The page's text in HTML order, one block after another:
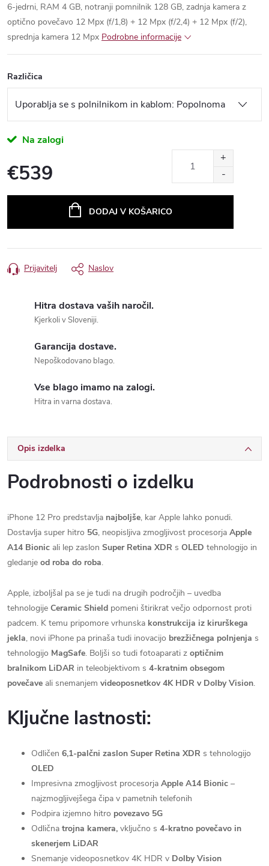
6-jedrni, RAM 4 GB, notranji pomnilnik 128 GB, zadnja kamera z
optično povečavo 12 Mpx (f/1,8) + 12 Mpx (f/2,4) + 12 Mpx (f/2),
sprednja kamera 12 Mpx
Na zalogi
€539
Hitra dostava vaših naročil.
Kjerkoli v Sloveniji.
Garancija dostave.
Nepoškodovano blago.
Vse blago imamo na zalogi.
Hitra in varna dostava.
iPhone 12 Pro predstavlja najboljše, kar Apple lahko ponudi.
Dostavlja super hitro 5G, neopisljiva zmogljivost procesorja Apple
A14 Bionic ali lep zaslon Super Retina XDR s OLED tehnologijo in
gledanje od roba do roba.
Apple, izboljšal pa se je tudi na drugih področjih – uvedba
tehnologije Ceramic Shield pomeni štirikrat večjo odpornost proti
padcem. K temu pripomore vrhunska konstrukcija iz kirurškega
jekla, novi iPhone pa prinaša tudi inovacijo brezžičnega polnjenja s
tehnologijo MagSafe. Boljši so tudi fotoaparati z optičnim
bralnikom LiDAR in teleobjektivom s 4-kratnim obsegom
povečave ali snemanjem videoposnetkov 4K HDR v Dolby Vision.
Ključne lastnosti:
Odličen 6,1-palčni zaslon Super Retina XDR s tehnologijo
OLED
Impresivna zmogljivost procesorja Apple A14 Bionic –
najzmogljivejšega čipa v pametnih telefonih
Podpira izjemno hitro povezavo 5G
Odlična trojna kamera, vključno s 4-kratno povečavo in
skenerjem LiDAR
Snemanje videoposnetkov 4K HDR v Dolby Vision